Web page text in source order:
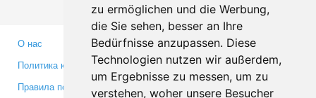
zu ermöglichen und die Werbung,
die Sie sehen, besser an Ihre
Bedürfnisse anzupassen. Diese
Technologien nutzen wir außerdem,
um Ergebnisse zu messen, um zu
verstehen, woher unsere Besucher
О нас
Политика конфиденциальности
Правила пользования
Партнерам
Инвесторам